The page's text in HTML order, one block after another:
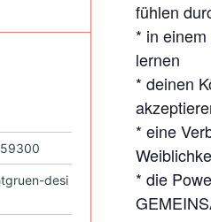
P
fühlen
* in
lernen
* deinen
* eine
* die
desi